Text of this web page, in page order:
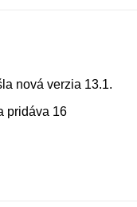
nová verzia 13.1.
pridáva 16